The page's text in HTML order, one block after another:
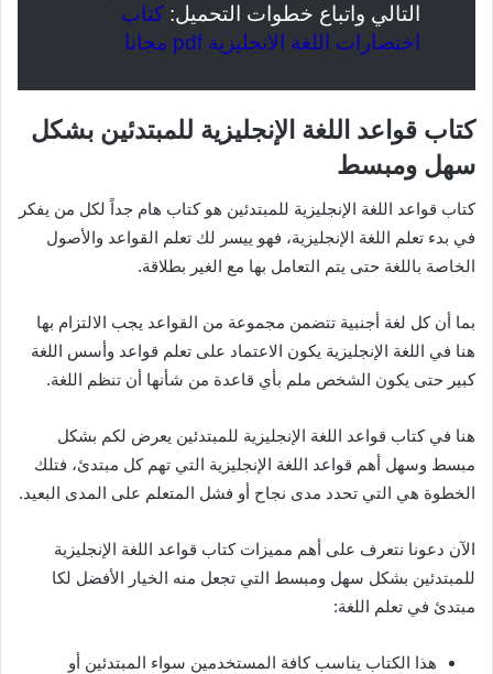
التالي واتباع خطوات التحميل: كتاب
اختصارات اللغة الانجليزية pdf مجانا
كتاب قواعد اللغة الإنجليزية للمبتدئين بشكل
سهل ومبسط
كتاب قواعد اللغة الإنجليزية للمبتدئين هو كتاب هام جداً لكل من يفكر
في بدء تعلم اللغة الإنجليزية، فهو ييسر لك تعلم القواعد والأصول
الخاصة باللغة حتى يتم التعامل بها مع الغير بطلاقة.
بما أن كل لغة أجنبية تتضمن مجموعة من القواعد يجب الالتزام بها
هنا في اللغة الإنجليزية يكون الاعتماد على تعلم قواعد وأسس اللغة
كبير حتى يكون الشخص ملم بأي قاعدة من شأنها أن تنظم اللغة.
هنا في كتاب قواعد اللغة الإنجليزية للمبتدئين يعرض لكم بشكل
مبسط وسهل أهم قواعد اللغة الإنجليزية التي تهم كل مبتدئ، فتلك
الخطوة هي التي تحدد مدى نجاح أو فشل المتعلم على المدى البعيد.
الآن دعونا نتعرف على أهم مميزات كتاب قواعد اللغة الإنجليزية
للمبتدئين بشكل سهل ومبسط التي تجعل منه الخيار الأفضل لكا
مبتدئ في تعلم اللغة:
هذا الكتاب يناسب كافة المستخدمين سواء المبتدئين أو